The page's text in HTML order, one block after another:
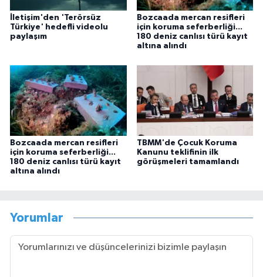
İletişim'den 'Terörsüz
Türkiye' hedefli videolu
paylaşım
Bozcaada mercan resifleri
için koruma seferberliği...
180 deniz canlısı türü kayıt
altına alındı
Bozcaada mercan resifleri
için koruma seferberliği...
180 deniz canlısı türü kayıt
altına alındı
TBMM'de Çocuk Koruma
Kanunu teklifinin ilk
görüşmeleri tamamlandı
Yorumlar